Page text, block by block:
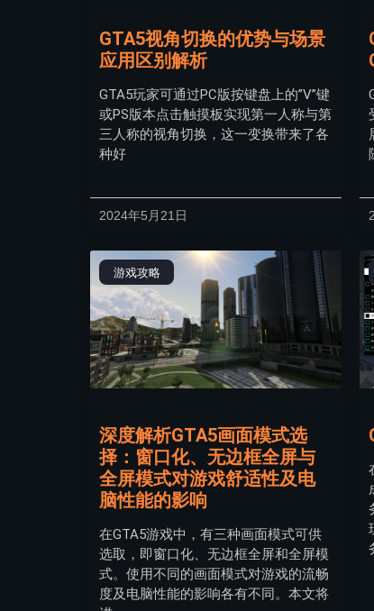
GTA5视角切换的优势与场景
应用区别解析
GTA5玩家可通过PC版按键盘上的”V”键
或PS版本点击触摸板实现第一人称与第
三人称的视角切换，这一变换带来了各
种好
2024年5月21日
游戏攻略
深度解析GTA5画面模式选
择：窗口化、无边框全屏与
全屏模式对游戏舒适性及电
脑性能的影响
在GTA5游戏中，有三种画面模式可供
选取，即窗口化、无边框全屏和全屏模
式。使用不同的画面模式对游戏的流畅
度及电脑性能的影响各有不同。本文将